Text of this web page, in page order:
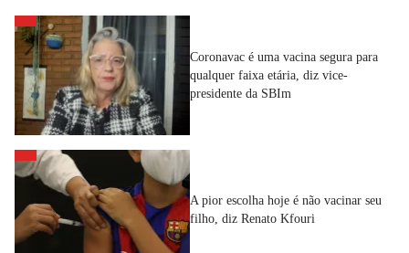
Coronavac é uma vacina segura para
qualquer faixa etária, diz vice-
presidente da SBIm
A pior escolha hoje é não vacinar seu
filho, diz Renato Kfouri